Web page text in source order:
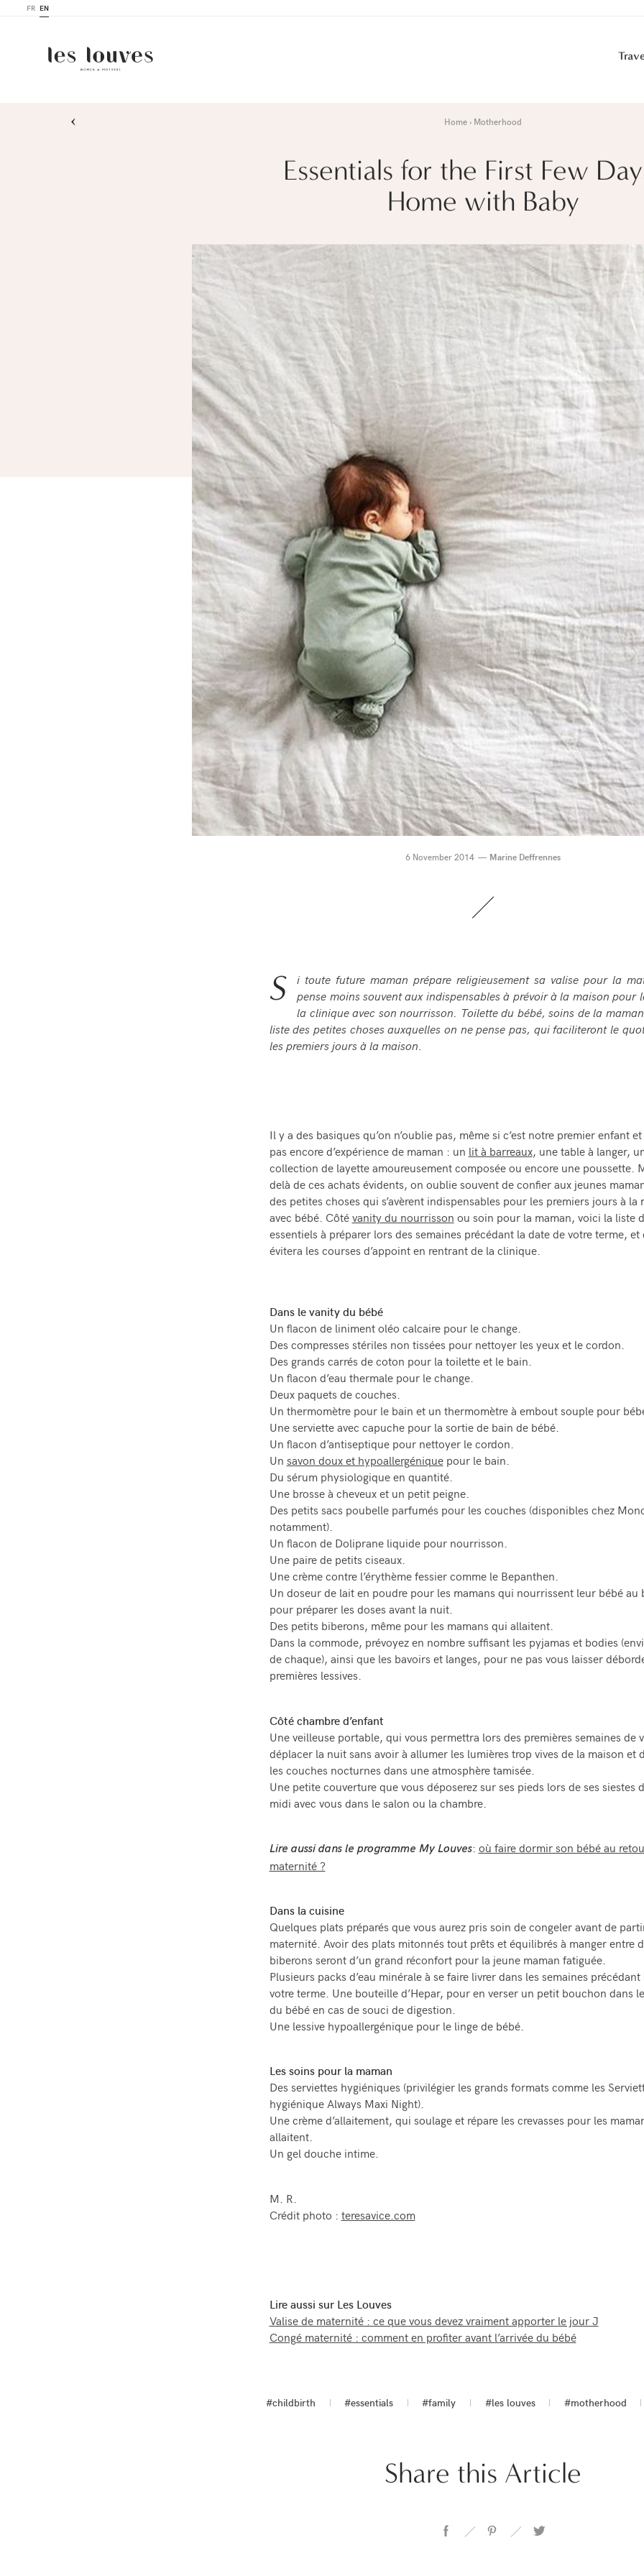
FR EN
› Home Motherhood
Essentials for the First Few
Home with Baby
6 November 2014 Marine Deffrennes
S
i toute future maman prépare religieusement sa valise pour la
pense moins souvent aux indispensables à prévoir à la maison pour
la clinique avec son nourrisson. Toilette du bébé, soins de la
liste des petites choses auxquelles on ne pense pas, qui faciliteront le
les premiers jours à la maison.
Il y a des basiques qu’on n’oublie pas, même si c’est notre premier enfant et
pas encore d’expérience de maman : unlit à barreaux, une table à langer,
collection de layette amoureusement composée ou encore une poussette.
delà de ces achats évidents, on oublie souvent de confier aux jeunes
des petites choses qui s’avèrent indispensables pour les premiers jours à la
avec bébé. Côtévanity du nourrissonou soin pour la maman, voici la liste
essentiels à préparer lors des semaines précédant la date de votre terme, et
évitera les courses d’appoint en rentrant de la clinique.
Dans le vanity du bébé
Un flacon de liniment oléo calcaire pour le change.
Des compresses stériles non tissées pour nettoyer les yeux et le cordon.
Des grands carrés de coton pour la toilette et le bain.
Un flacon d’eau thermale pour le change.
Deux paquets de couches.
Un thermomètre pour le bain et un thermomètre à embout souple pour
Une serviette avec capuche pour la sortie de bain de bébé.
Un flacon d’antiseptique pour nettoyer le cordon.
Unsavon doux et hypoallergéniquepour le bain.
Du sérum physiologique en quantité.
Une brosse à cheveux et un petit peigne.
Des petits sacs poubelle parfumés pour les couches (disponibles chez
notamment).
Un flacon de Doliprane liquide pour nourrisson.
Une paire de petits ciseaux.
Une crème contre l’érythème fessier comme le Bepanthen.
Un doseur de lait en poudre pour les mamans qui nourrissent leur bébé au
pour préparer les doses avant la nuit.
Des petits biberons, même pour les mamans qui allaitent.
Dans la commode, prévoyez en nombre suffisant les pyjamas et bodies
de chaque), ainsi que les bavoirs et langes, pour ne pas vous laisser
premières lessives.
Côté chambre d’enfant
Une veilleuse portable, qui vous permettra lors des premières semaines de
déplacer la nuit sans avoir à allumer les lumières trop vives de la maison et
les couches nocturnes dans une atmosphère tamisée.
Une petite couverture que vous déposerez sur ses pieds lors de ses siestes
midi avec vous dans le salon ou la chambre.
Lire aussi dans le programme My Louves:où faire dormir son bébé au
maternité ?
Dans la cuisine
Quelques plats préparés que vous aurez pris soin de congeler avant de
maternité. Avoir des plats mitonnés tout prêts et équilibrés à manger entre
biberons seront d’un grand réconfort pour la jeune maman fatiguée.
Plusieurs packs d’eau minérale à se faire livrer dans les semaines
votre terme. Une bouteille d’Hepar, pour en verser un petit bouchon dans
du bébé en cas de souci de digestion.
Une lessive hypoallergénique pour le linge de bébé.
Les soins pour la maman
Des serviettes hygiéniques (privilégier les grands formats comme les
hygiénique Always Maxi Night).
Une crème d’allaitement, qui soulage et répare les crevasses pour les
allaitent.
Un gel douche intime.
M. R.
Crédit photo :teresavice.com
Lire aussi sur Les Louves
Valise de maternité : ce que vous devez vraiment apporter le jour J
Congé maternité : comment en profiter avant l’arrivée du bébé
#childbirth #essentials #family #les louves #motherhood
Share this Article